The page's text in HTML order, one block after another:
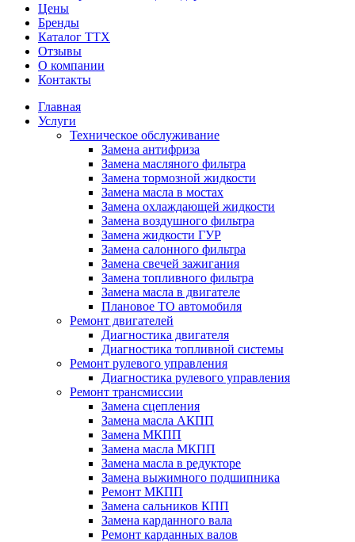
Цены
Бренды
Каталог ТТХ
Отзывы
О компании
Контакты
Главная
Услуги
Техническое обслуживание
Замена антифриза
Замена масляного фильтра
Замена тормозной жидкости
Замена масла в мостах
Замена охлаждающей жидкости
Замена воздушного фильтра
Замена жидкости ГУР
Замена салонного фильтра
Замена свечей зажигания
Замена топливного фильтра
Замена масла в двигателе
Плановое ТО автомобиля
Ремонт двигателей
Диагностика двигателя
Диагностика топливной системы
Ремонт рулевого управления
Диагностика рулевого управления
Ремонт трансмиссии
Замена сцепления
Замена масла АКПП
Замена МКПП
Замена масла МКПП
Замена масла в редукторе
Замена выжимного подшипника
Ремонт МКПП
Замена сальников КПП
Замена карданного вала
Ремонт карданных валов